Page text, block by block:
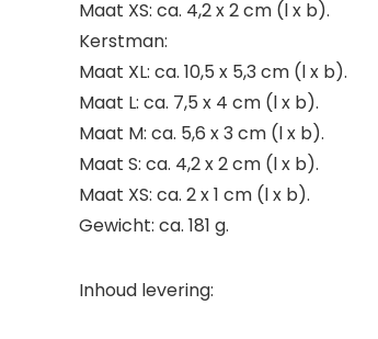
Maat XS: ca. 4,2 x 2 cm (l x b).
Kerstman:
Maat XL: ca. 10,5 x 5,3 cm (l x b).
Maat L: ca. 7,5 x 4 cm (l x b).
Maat M: ca. 5,6 x 3 cm (l x b).
Maat S: ca. 4,2 x 2 cm (l x b).
Maat XS: ca. 2 x 1 cm (l x b).
Gewicht: ca. 181 g.
Inhoud levering: